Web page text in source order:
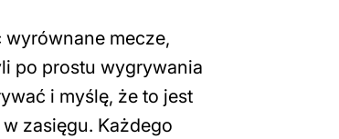
mecze,
po prostu wygrywania
i myślę, że to jest
zasięgu. Każdego